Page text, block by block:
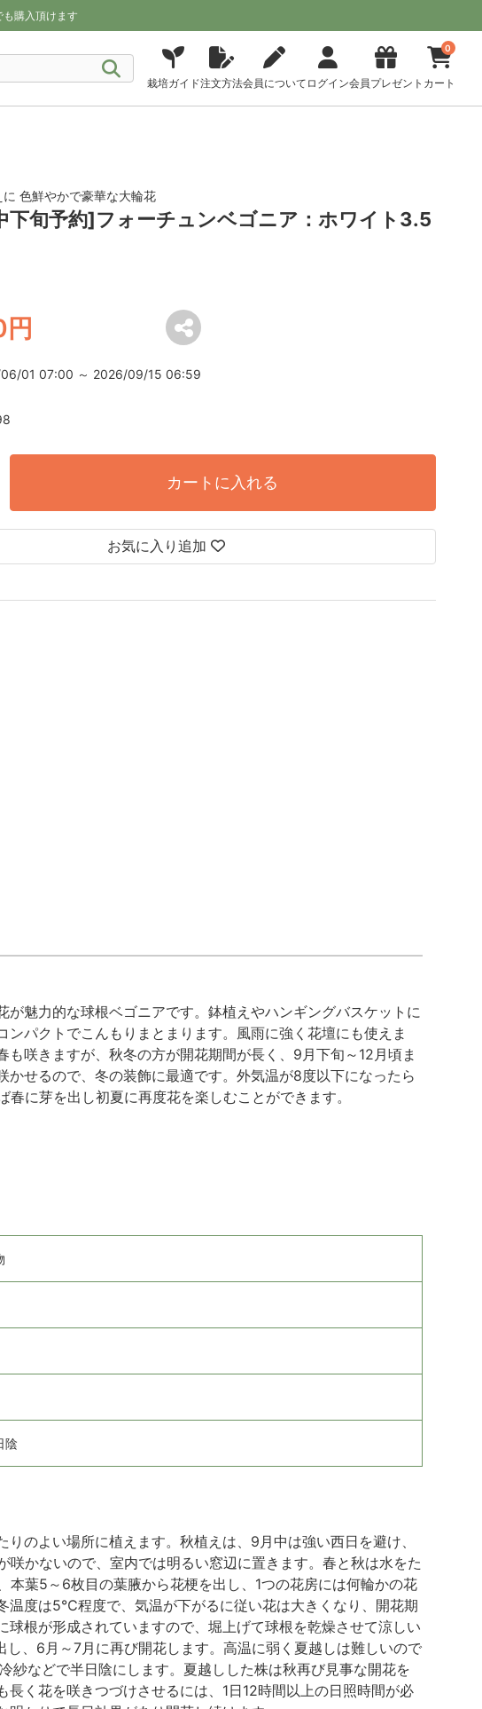
も購入頂けます
栽培ガイド注文方法会員について ログイン会員プレゼント
0
カート
色鮮やかで豪華な大輪花
下旬予約]フォーチュンベゴニア：ホワイト3.5
06/01 07:00 ～ 2026/09/15 06:59
カートに入れる
お気に入り追加
魅力的な球根ベゴニアです。鉢植えやハンギングバスケットに
パクトでこんもりまとまります。風雨に強く花壇にも使えま
咲きますが、秋冬の方が開花期間が長く、9月下旬～12月頃ま
せるので、冬の装飾に最適です。外気温が8度以下になったら
に芽を出し初夏に再度花を楽しむことができます。
陰
のよい場所に植えます。秋植えは、9月中は強い西日を避け、
かないので、室内では明るい窓辺に置きます。春と秋は水をた
葉5～6枚目の葉腋から花梗を出し、1つの花房には何輪かの花
温度は5℃程度で、気温が下がるに従い花は大きくなり、開花期
根が形成されていますので、堀上げて球根を乾燥させて涼しい
、6月～7月に再び開花します。高温に弱く夏越しは難しいので
などで半日陰にします。夏越しした株は秋再び見事な開花を
く花を咲きつづけさせるには、1日12時間以上の日照時間が必